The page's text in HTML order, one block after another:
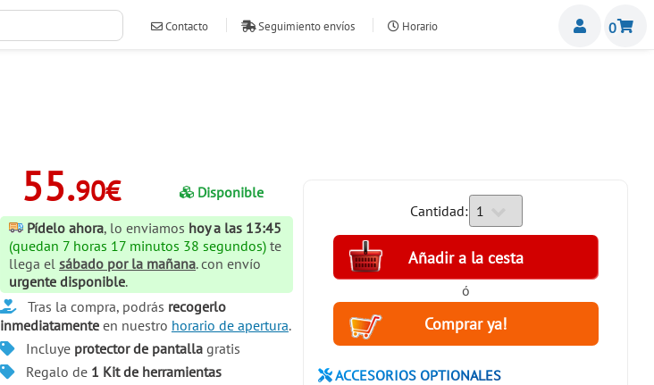
Contacto Seguimiento envíos Horario 0
55.90€
Disponible
Pídelo ahora, lo enviamos hoy a las 13:45
(quedan 7 horas 17 minutos 37 segundos)te
llega el sábado por la mañana. con envío
urgente disponible.
Tras la compra, podrás recogerlo
inmediatamenteen nuestro horario de apertura.
Incluye protector de pantallagratis
Regalo de 1 Kit de herramientas
Cantidad:
ó
ACCESORIOS OPTIONALES